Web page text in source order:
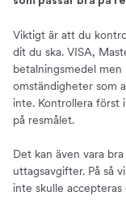
Viktigt är att du
dit du ska. VISA,
betalningsmedel men
omständigheter som
inte. Kontrollera först
på resmålet.
Det kan även vara
uttagsavgifter. På så
inte skulle